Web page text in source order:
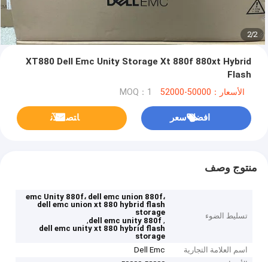
2
/
2
XT880 Dell Emc Unity Storage Xt 880f 880xt Hybrid
Flash
الأسعار：50000-52000 MOQ：1
افضل سعر ﺎﺘﺼﻟ ﺍﻶﻧ
منتوج وصف
تسليط الضوء
emc Unity 880f، dell emc union 880f،
dell emc union xt 880 hybrid flash
storage
,
dell emc unity 880f
,
dell emc unity xt 880 hybrid flash
storage
اسم العلامة التجارية
Dell Emc